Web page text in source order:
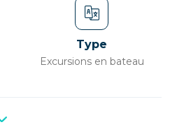
Type
Excursions en bateau